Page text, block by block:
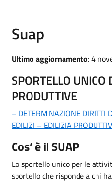
Suap
Ultimo aggiornamento: 4
SPORTELLO UNICO
PRODUTTIVE
– DETERMINAZIONE DIRITTI
EDILIZI – EDILIZIA
Cos’ è il SUAP
Lo sportello unico per le
sportello che risponde a chi